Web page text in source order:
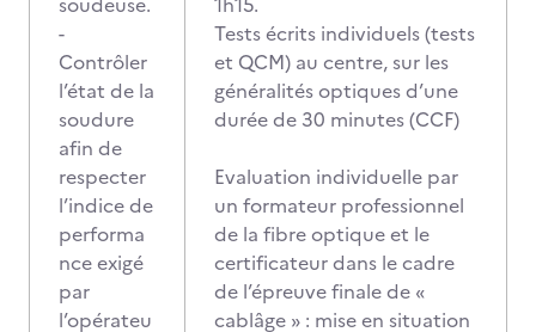
-
Contrôler
l’état de la
soudure
afin de
respecter
l’indice de
performa
nce exigé
par
l’opérateu
Tests écrits individuels (tests
et QCM) au centre, sur les
généralités optiques d’une
durée de 30 minutes (CCF)
Evaluation individuelle par
un formateur professionnel
de la fibre optique et le
certificateur dans le cadre
de l’épreuve finale de «
cablâge » : mise en situation